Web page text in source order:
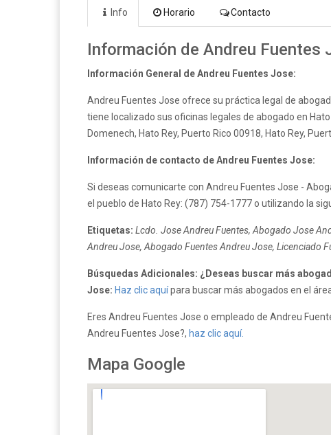
Info Horario Contacto
Información de Andreu Fuentes
Información General de Andreu Fuentes Jose:
Andreu Fuentes Jose ofrece su práctica legal de
tiene localizado sus oficinas legales de abogado en
Domenech, Hato Rey, Puerto Rico 00918, Hato Rey,
Información de contacto de Andreu Fuentes Jose:
Si deseas comunicarte con Andreu Fuentes Jose -
el pueblo de Hato Rey: (787) 754-1777 o utilizando la
Etiquetas: Lcdo. Jose Andreu Fuentes, Abogado Jose
Andreu Jose, Abogado Fuentes Andreu Jose, Licenciado
Búsquedas Adicionales: ¿Deseas buscar más
Jose: Haz clic aquípara buscar más abogados en el
Eres Andreu Fuentes Jose o empleado de Andreu
Andreu Fuentes Jose?, haz clic aquí.
Mapa Google